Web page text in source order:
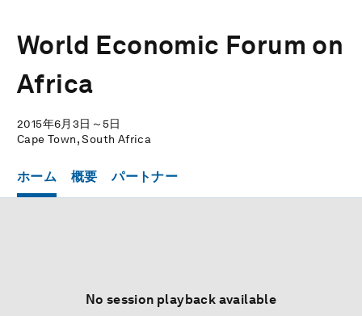
World Economic Forum on
Africa
2015年6月3日～5日
Cape Town, South Africa
ホーム 概要 パートナー
No session playback available